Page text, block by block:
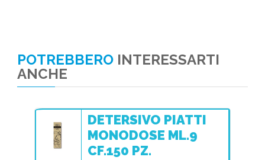
POTREBBERO INTERESSARTI
ANCHE
DETERSIVO PIATTI
MONODOSE ML.9
CF.150 PZ.